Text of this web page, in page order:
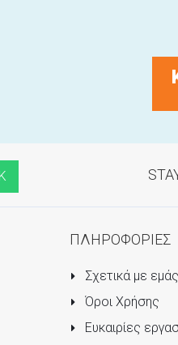
ΠΛΗΡΟΦΟΡΙΕΣ
Σχετικά με εμάς
Όροι Χρήσης
Ευκαιρίες